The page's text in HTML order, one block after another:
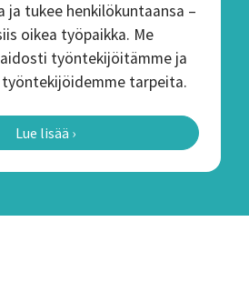
ja tukee henkilökuntaansa –
oikea työpaikka. Me
työntekijöitämme ja
tarpeita.
Lue lisää ›